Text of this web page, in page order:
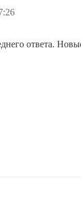
ответа.